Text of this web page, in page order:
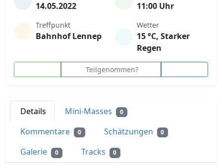
14.05.2022 11:00 Uhr
Treffpunkt
Bahnhof Lennep
Wetter
15 °C, Starker
Regen
Teilgenommen?
Details Mini-Masses 0
Kommentare 0 Schätzungen 0
Galerie 0 Tracks 0